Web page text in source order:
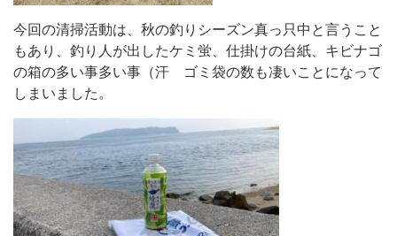
今回の清掃活動は、秋の釣りシーズン真っ只中と言うこと
もあり、釣り人が出したケミ蛍、仕掛けの台紙、キビナゴ
の箱の多い事多い事（汗 ゴミ袋の数も凄いことになって
しまいました。